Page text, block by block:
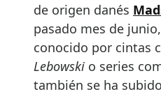
de origen danés
pasado mes de
conocido por cintas
Lebowski o series
también se ha